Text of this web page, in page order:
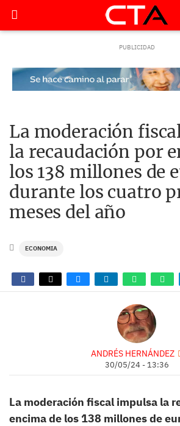
La moderación
la recaudación por
los 138 millones de
durante los cuatro
meses del año
ECONOMIA
ANDRÉS HERNÁNDEZ
30/05/24 - 13:36
La moderación fiscal impulsa la
encima de los 138 millones de